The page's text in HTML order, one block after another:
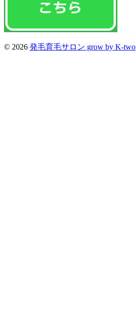
© 2026 発毛育毛サロン grow by K-two